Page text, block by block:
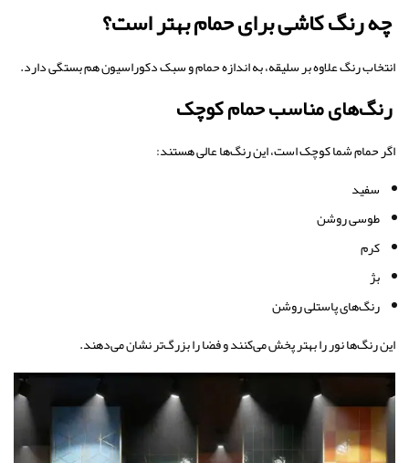
چه رنگ کاشی برای حمام بهتر است؟
انتخاب رنگ علاوه بر سلیقه، به اندازه حمام و سبک دکوراسیون هم بستگی دارد.
رنگ‌های مناسب حمام کوچک
اگر حمام شما کوچک است، این رنگ‌ها عالی هستند:
سفید
طوسی روشن
کرم
بژ
رنگ‌های پاستلی روشن
این رنگ‌ها نور را بهتر پخش می‌کنند و فضا را بزرگ‌تر نشان می‌دهند.